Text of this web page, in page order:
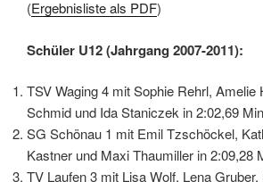
(Ergebnisliste als PDF)
Schüler U12 (Jahrgang 2007-2011):
TSV Waging 4 mit Sophie Rehrl, Amelie
Schmid und Ida Staniczek in 2:02,69
SG Schönau 1 mit Emil Tzschöckel,
Kastner und Maxi Thaumiller in 2:09,28
TV Laufen 3 mit Lisa Wolf, Lena